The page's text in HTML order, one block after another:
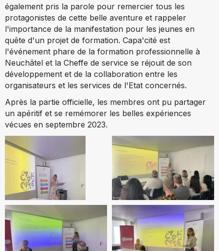
également pris la parole pour remercier tous les
protagonistes de cette belle aventure et rappeler
l'importance de la manifestation pour les jeunes en
quête d'un projet de formation. Capa'cité est
l'événement phare de la formation professionnelle à
Neuchâtel et la Cheffe de service se réjouit de son
développement et de la collaboration entre les
organisateurs et les services de l'Etat concernés.
Après la partie officielle, les membres ont pu partager
un apéritif et se remémorer les belles expériences
vécues en septembre 2023.